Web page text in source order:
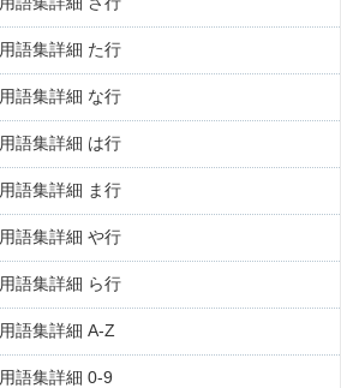
用語集詳細 た行
用語集詳細 な行
用語集詳細 は行
用語集詳細 ま行
用語集詳細 や行
用語集詳細 ら行
用語集詳細 A-Z
用語集詳細 0-9